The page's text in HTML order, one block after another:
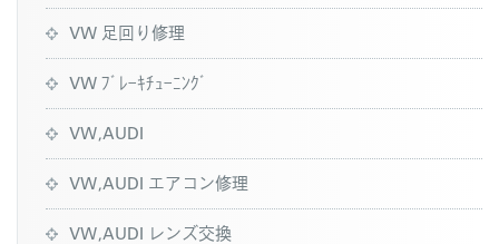
VW 足回り修理
VW ﾌﾞﾚｰｷﾁｭｰﾆﾝｸﾞ
VW,AUDI
VW,AUDI エアコン修理
VW,AUDI レンズ交換